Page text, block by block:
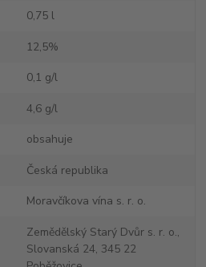
0,75 l
12,5%
0,1 g/l
4,6 g/l
obsahuje
Česká republika
Moravčíkova vína s. r. o.
Zemědělský Starý Dvůr s. r. o.,
Slovanská 24, 345 22